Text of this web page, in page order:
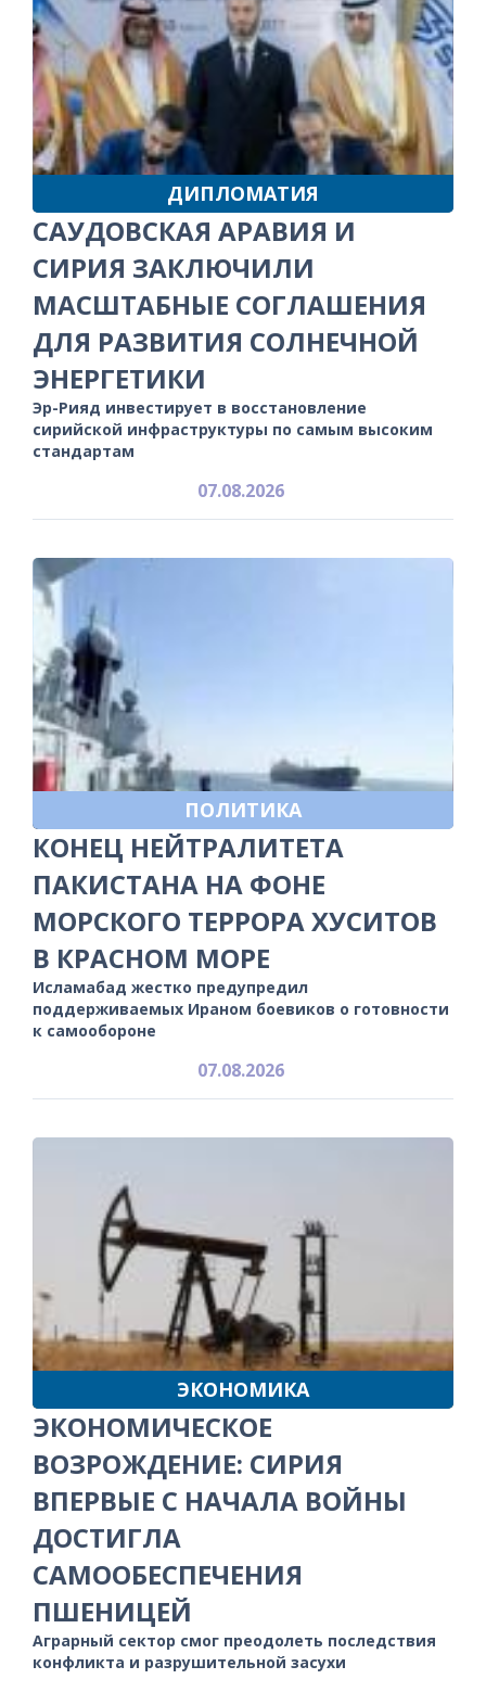
ДИПЛОМАТИЯ
САУДОВСКАЯ АРАВИЯ И
СИРИЯ ЗАКЛЮЧИЛИ
МАСШТАБНЫЕ СОГЛАШЕНИЯ
ДЛЯ РАЗВИТИЯ СОЛНЕЧНОЙ
ЭНЕРГЕТИКИ
Эр-Рияд инвестирует в восстановление
сирийской инфраструктуры по самым высоким
стандартам
07.08.2026
ПОЛИТИКА
КОНЕЦ НЕЙТРАЛИТЕТА
ПАКИСТАНА НА ФОНЕ
МОРСКОГО ТЕРРОРА ХУСИТОВ
В КРАСНОМ МОРЕ
Исламабад жестко предупредил
поддерживаемых Ираном боевиков о готовности
к самообороне
07.08.2026
ЭКОНОМИКА
ЭКОНОМИЧЕСКОЕ
ВОЗРОЖДЕНИЕ: СИРИЯ
ВПЕРВЫЕ С НАЧАЛА ВОЙНЫ
ДОСТИГЛА
САМООБЕСПЕЧЕНИЯ
ПШЕНИЦЕЙ
Аграрный сектор смог преодолеть последствия
конфликта и разрушительной засухи